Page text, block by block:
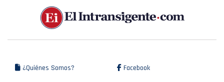
¿Quiénes Somos? Facebook